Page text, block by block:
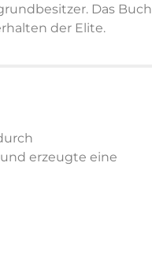
Das Buch
der Elite.
erzeugte eine